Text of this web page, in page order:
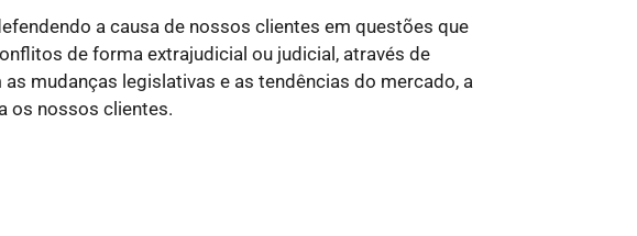
a causa de nossos clientes em questões que
de forma extrajudicial ou judicial, através de
mudanças legislativas e as tendências do mercado, a
os nossos clientes.